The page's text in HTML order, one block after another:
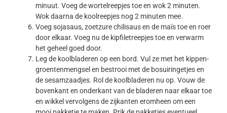
minuut. Voeg de wortelreepjes toe en wok 2 minuten.
Wok daarna de koolreepjes nog 2 minuten mee.
Voeg sojasaus, zoetzure chilisaus en de maïs toe en roer
door elkaar. Voeg nu de kipfiletreepjes toe en verwarm
het geheel goed door.
Leg de koolbladeren op een bord. Vul ze met het kippen-
groentenmengsel en bestrooi met de bosuiringetjes en
de sesamzaadjes. Rol de koolbladeren nu op. Vouw de
bovenkant en onderkant van de bladeren naar elkaar toe
en wikkel vervolgens de zijkanten eromheen om een